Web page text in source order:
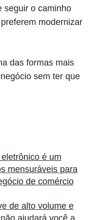
seguir o caminho
modernizar
das formas mais
sem ter que
é um
mensuráveis para
de comércio
de alto volume e
ajudará você a